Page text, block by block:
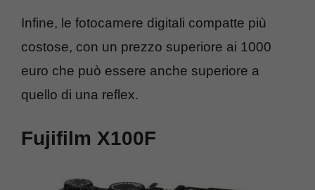
Infine, le fotocamere digitali compatte più
costose, con un prezzo superiore ai 1000
euro che può essere anche superiore a
quello di una reflex.
Fujifilm X100F